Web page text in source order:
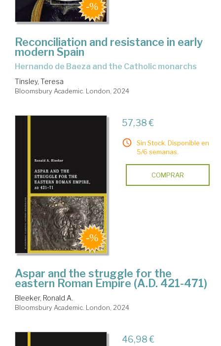
Reconciliation and resistance in early
modern Spain
Hernando de Baeza and the Catholic monarchs
Tinsley, Teresa
Bloomsbury Academic. London, 2024
57,38 €
Sin Stock. Disponible en
5/6 semanas.
COMPRAR
Aspar and the struggle for the
eastern Roman Empire (A.D. 421-471)
Bleeker, Ronald A.
Bloomsbury Academic. London, 2024
46,98 €